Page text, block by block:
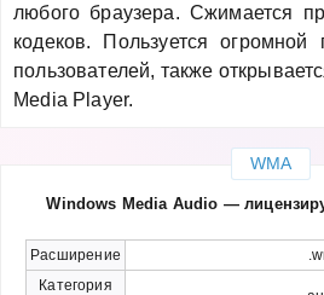
любого браузера. Сжимается
кодеков. Пользуется огромной
пользователей, также
Media Player.
WMA
Windows Media Audio —
Расширение
Категория